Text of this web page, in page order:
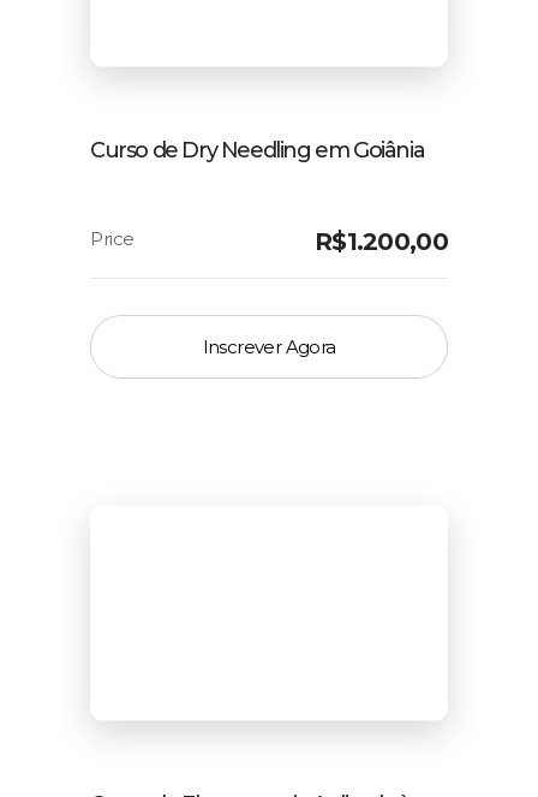
Curso de Dry Needling em Goiânia
R$1.200,00
Inscrever Agora